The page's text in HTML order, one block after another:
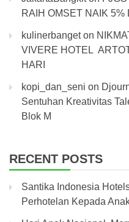
RAIH OMSET NAIK 5%
kulinerbangeton
VIVERE HOTEL
HARI
kopi_dan_seni on
Sentuhan Kreativitas
Blok M
RECENT POSTS
Santika Indonesia
Perhotelan Kepada